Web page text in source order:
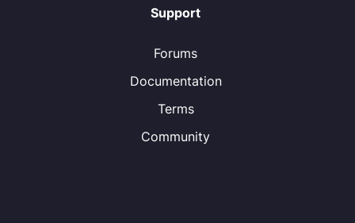
Support
Forums
Documentation
Terms
Community